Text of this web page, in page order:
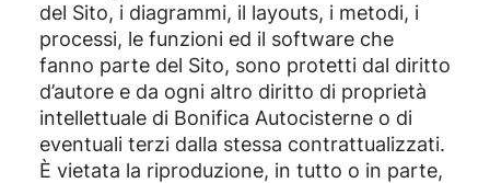
del Sito, i diagrammi, il layouts, i metodi, i
processi, le funzioni ed il software che
fanno parte del Sito, sono protetti dal diritto
d’autore e da ogni altro diritto di proprietà
intellettuale di Bonifica Autocisterne o di
eventuali terzi dalla stessa contrattualizzati.
È vietata la riproduzione, in tutto o in parte,